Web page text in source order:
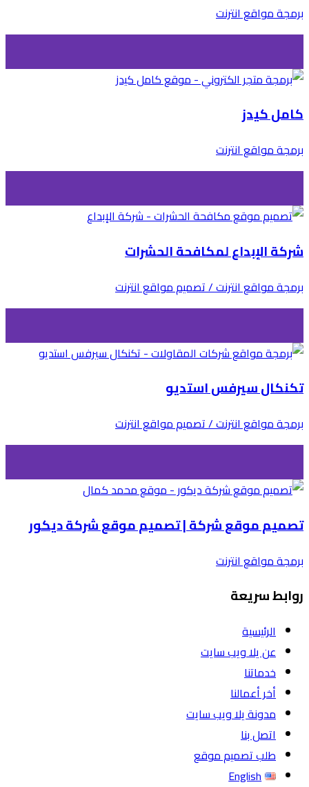
برمجة مواقع انترنت
كامل كيدز
برمجة مواقع انترنت
شركة الإبداع لمكافحة الحشرات
برمجة مواقع انترنت / تصميم مواقع انترنت
تكنكال سيرفس استديو
برمجة مواقع انترنت / تصميم مواقع انترنت
تصميم موقع شركة | تصميم موقع شركة ديكور
برمجة مواقع انترنت
روابط سريعة
الرئيسية
عن يلا ويب سايت
خدماتنا
أخر أعمالنا
مدونة يلا ويب سايت
اتصل بنا
طلب تصميم موقع
English